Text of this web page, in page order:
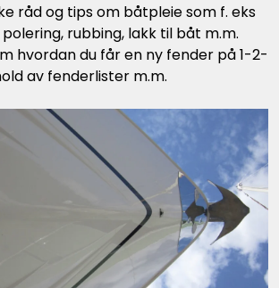
råd og tips om båtpleie som f. eks
rubbing, lakk til båt m.m.
hvordan du får en ny fender på 1-2-
av fenderlister m.m.